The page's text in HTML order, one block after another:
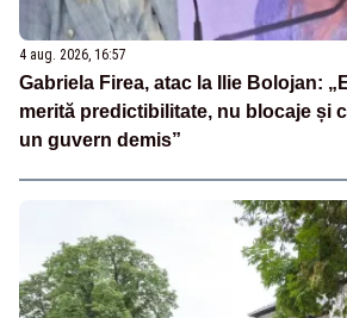
4 aug. 2026, 16:57
Gabriela Firea, atac la Ilie Bolojan:
merită predictibilitate, nu blocaje și
un guvern demis”